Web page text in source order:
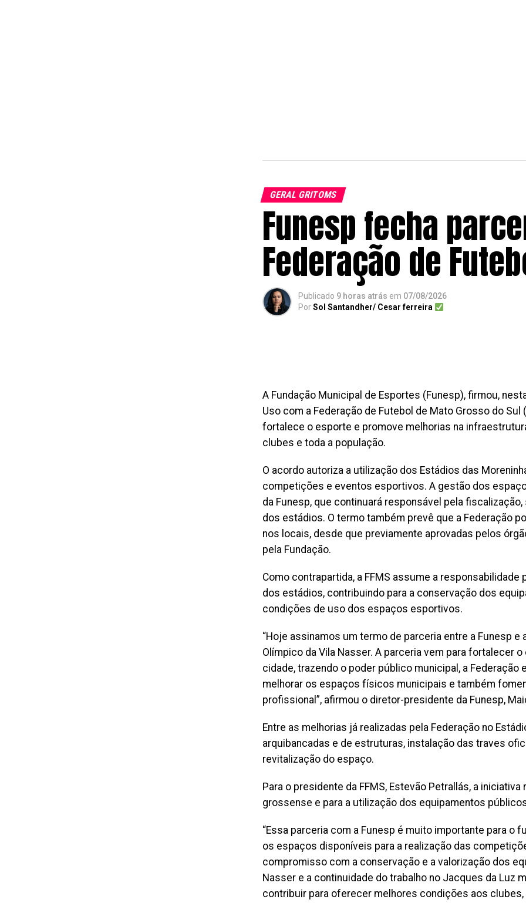
GERAL GRITOMS
Funesp fecha
Federação de
Publicado 9 horas atrás em 07/08/2026
PorSol Santandher/ Cesar ferreira
A Fundação Municipal de Esportes (Funesp), firmou,
Uso com a Federação de Futebol de Mato Grosso do Sul
fortalece o esporte e promove melhorias na
clubes e toda a população.
O acordo autoriza a utilização dos Estádios das
competições e eventos esportivos. A gestão dos
da Funesp, que continuará responsável pela
dos estádios. O termo também prevê que a Federação
nos locais, desde que previamente aprovadas pelos
pela Fundação.
Como contrapartida, a FFMS assume a
dos estádios, contribuindo para a conservação dos
condições de uso dos espaços esportivos.
“Hoje assinamos um termo de parceria entre a Funesp
Olímpico da Vila Nasser. A parceria vem para fortalecer
cidade, trazendo o poder público municipal, a
melhorar os espaços físicos municipais e também
profissional”, afirmou o diretor-presidente da Funesp,
Entre as melhorias já realizadas pela Federação no
arquibancadas e de estruturas, instalação das traves
revitalização do espaço.
Para o presidente da FFMS, Estevão Petrallás, a
grossense e para a utilização dos equipamentos
“Essa parceria com a Funesp é muito importante para o
os espaços disponíveis para a realização das
compromisso com a conservação e a valorização dos
Nasser e a continuidade do trabalho no Jacques da Luz
contribuir para oferecer melhores condições aos